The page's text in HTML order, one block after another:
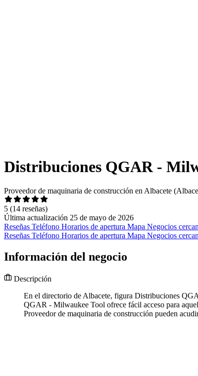
Distribuciones QGAR -
Proveedor de maquinaria de construcción en Albacete
5 (14 reseñas)
Última actualización 25 de mayo de 2026
Reseñas Teléfono Horarios de apertura Mapa Negocios
Reseñas Teléfono Horarios de apertura Mapa Negocios
Información del negocio
Descripción
En el directorio de Albacete, figura Distribuciones
QGAR - Milwaukee Tool ofrece fácil acceso para
Proveedor de maquinaria de construcción pueden